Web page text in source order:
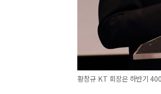
황창규 KT 회장은 하반기